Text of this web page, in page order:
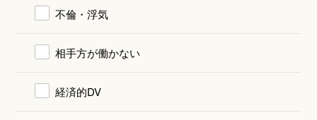
不倫・浮気
相手方が働かない
経済的DV